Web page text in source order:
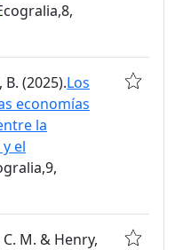
(2025).Los
economías
la
el
M. & Henry,